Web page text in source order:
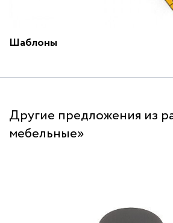
Шаблоны
Другие предложения из
мебельные»